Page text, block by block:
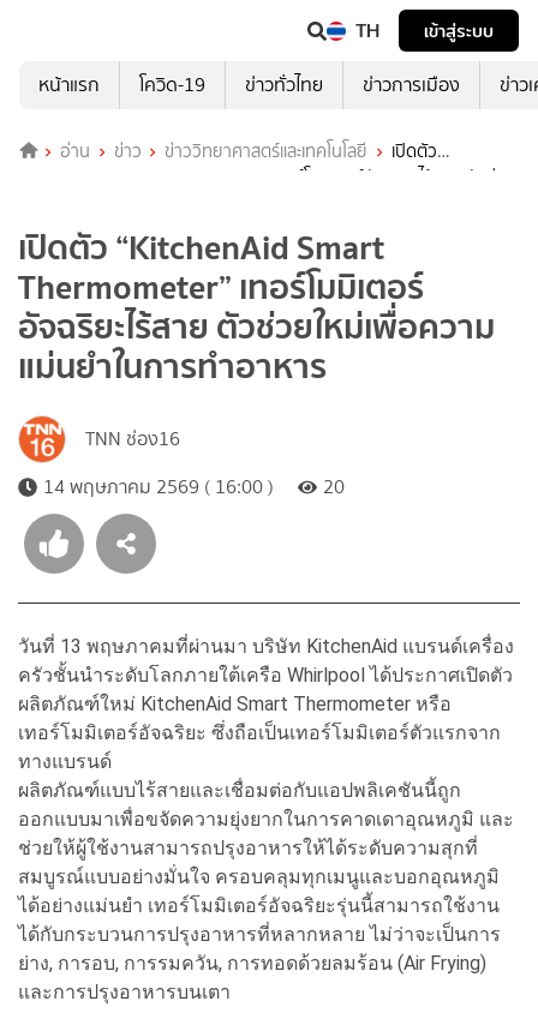
TH
เข้าสู่ระบบ
หน้าแรก
โควิด-19 ข่าวทั่วไทย ข่าวการเมือง ข่าว
อ่าน ข่าว ข่าววิทยาศาสตร์และเทคโนโลยี
เปิดตัว
“KitchenAid Smart Thermometer” เทอร์โมมิเตอร์อัจฉริยะไร้สาย ตัวช่วย
เปิดตัว “KitchenAid Smart
Thermometer” เทอร์โมมิเตอร์
อัจฉริยะไร้สาย ตัวช่วยใหม่เพื่อความ
แม่นยำในการทำอาหาร
TNN ช่อง16
14 พฤษภาคม 2569 ( 16:00 )
20
วันที่ 13 พฤษภาคมที่ผ่านมา บริษัท KitchenAid แบรนด์เครื่อง
ครัวชั้นนำระดับโลกภายใต้เครือ Whirlpool ได้ประกาศเปิดตัว
ผลิตภัณฑ์ใหม่ KitchenAid Smart Thermometer หรือ
เทอร์โมมิเตอร์อัจฉริยะ ซึ่งถือเป็นเทอร์โมมิเตอร์ตัวแรกจาก
ทางแบรนด์
ผลิตภัณฑ์แบบไร้สายและเชื่อมต่อกับแอปพลิเคชันนี้ถูก
ออกแบบมาเพื่อขจัดความยุ่งยากในการคาดเดาอุณหภูมิ และ
ช่วยให้ผู้ใช้งานสามารถปรุงอาหารให้ได้ระดับความสุกที่
สมบูรณ์แบบอย่างมั่นใจ ครอบคลุมทุกเมนูและบอกอุณหภูมิ
ได้อย่างแม่นยำ เทอร์โมมิเตอร์อัจฉริยะรุ่นนี้สามารถใช้งาน
ได้กับกระบวนการปรุงอาหารที่หลากหลาย ไม่ว่าจะเป็นการ
ย่าง, การอบ, การรมควัน, การทอดด้วยลมร้อน (Air Frying)
และการปรุงอาหารบนเตา